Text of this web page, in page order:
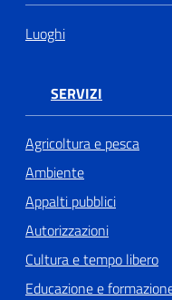
Luoghi
SERVIZI
Agricoltura e pesca
Ambiente
Appalti pubblici
Autorizzazioni
Cultura e tempo libero
Educazione e